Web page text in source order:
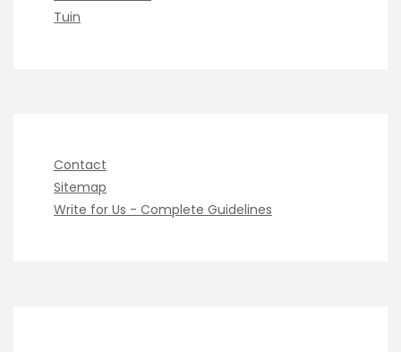
Tuin
Contact
Sitemap
Write for Us - Complete Guidelines